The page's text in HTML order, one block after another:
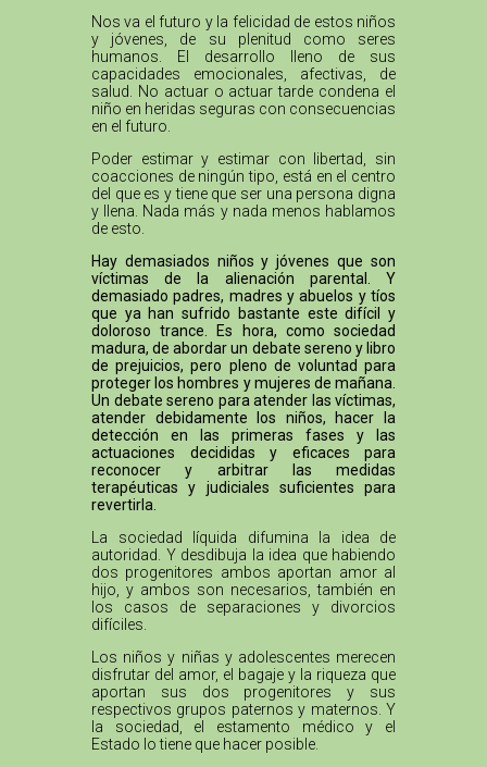
Nos va el futuro y la felicidad de estos niños
y jóvenes, de su plenitud como seres
humanos. El desarrollo lleno de sus
capacidades emocionales, afectivas, de
salud. No actuar o actuar tarde condena el
niño en heridas seguras con consecuencias
en el futuro.
Poder estimar y estimar con libertad, sin
coacciones de ningún tipo, está en el centro
del que es y tiene que ser una persona digna
y llena. Nada más y nada menos hablamos
de esto.
Hay demasiados niños y jóvenes que son
víctimas de la alienación parental. Y
demasiado padres, madres y abuelos y tíos
que ya han sufrido bastante este difícil y
doloroso trance. Es hora, como sociedad
madura, de abordar un debate sereno y libro
de prejuicios, pero pleno de voluntad para
proteger los hombres y mujeres de mañana.
Un debate sereno para atender las víctimas,
atender debidamente los niños, hacer la
detección en las primeras fases y las
actuaciones decididas y eficaces para
reconocer y arbitrar las medidas
terapéuticas y judiciales suficientes para
revertirla.
La sociedad líquida difumina la idea de
autoridad. Y desdibuja la idea que habiendo
dos progenitores ambos aportan amor al
hijo, y ambos son necesarios, también en
los casos de separaciones y divorcios
difíciles.
Los niños y niñas y adolescentes merecen
disfrutar del amor, el bagaje y la riqueza que
aportan sus dos progenitores y sus
respectivos grupos paternos y maternos. Y
la sociedad, el estamento médico y el
Estado lo tiene que hacer posible.